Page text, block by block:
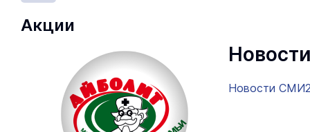
Акции
Новости